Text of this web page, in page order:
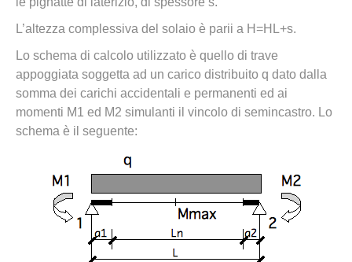
L’altezza complessiva del solaio è parii a H=HL+s.
Lo schema di calcolo utilizzato è quello di trave
appoggiata soggetta ad un carico distribuito q dato dalla
somma dei carichi accidentali e permanenti ed ai
momenti M1 ed M2 simulanti il vincolo di semincastro. Lo
schema è il seguente: